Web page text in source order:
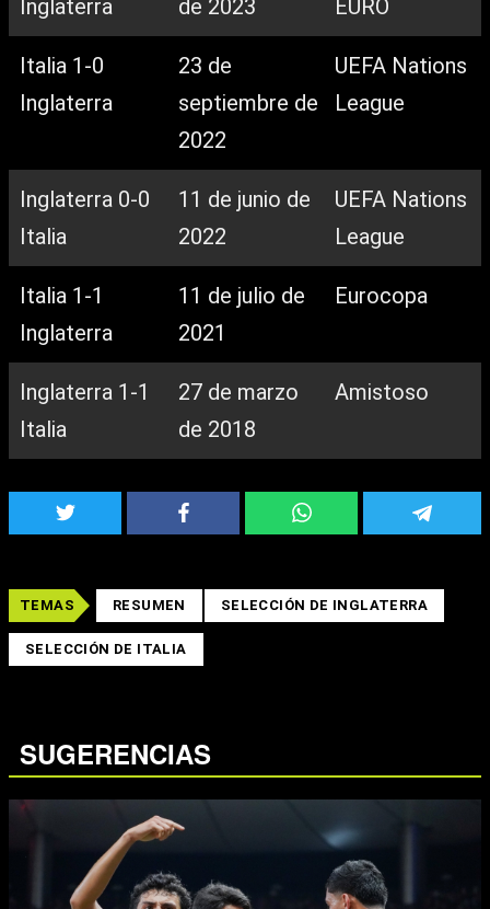
Inglaterra de 2023 EURO
Italia 1-0
Inglaterra
23 de
septiembre de
2022
UEFA Nations
League
Inglaterra 0-0
Italia
11 de junio de
2022
UEFA Nations
League
Italia 1-1
Inglaterra
11 de julio de
2021
Eurocopa
Inglaterra 1-1
Italia
27 de marzo
de 2018
Amistoso
TEMAS RESUMEN SELECCIÓN DE INGLATERRA
SELECCIÓN DE ITALIA
SUGERENCIAS